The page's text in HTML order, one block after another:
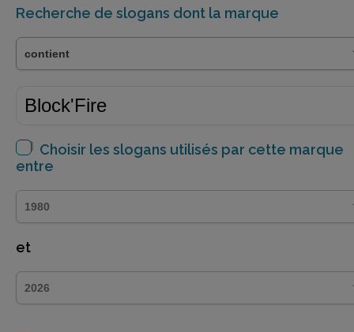
Recherche de slogans dont la marque
Choisir les slogans utilisés par cette marque
entre
et